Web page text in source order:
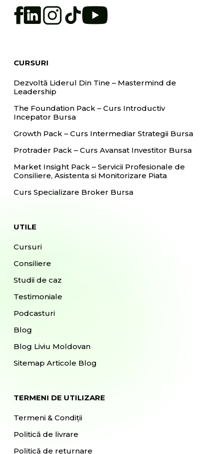
CURSURI
Dezvoltă Liderul Din Tine – Mastermind de
Leadership
The Foundation Pack – Curs Introductiv
Incepator Bursa
Growth Pack – Curs Intermediar Strategii Bursa
Protrader Pack – Curs Avansat Investitor Bursa
Market Insight Pack – Servicii Profesionale de
Consiliere, Asistenta si Monitorizare Piata
Curs Specializare Broker Bursa
UTILE
Cursuri
Consiliere
Studii de caz
Testimoniale
Podcasturi
Blog
Blog Liviu Moldovan
Sitemap Articole Blog
TERMENI DE UTILIZARE
Termeni & Condiții
Politică de livrare
Politică de returnare